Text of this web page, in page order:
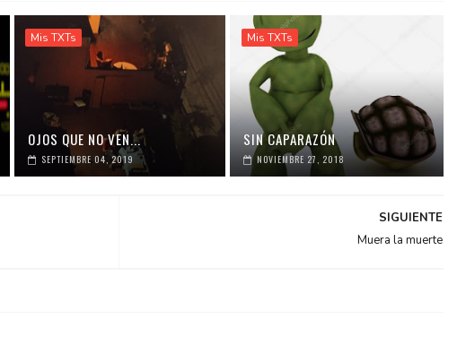
Mis TXTs
OJOS QUE NO VEN...
SEPTIEMBRE 04, 2019
Mis TXTs
SIN CAPARAZÓN
NOVIEMBRE 27, 2018
SIGUIENTE
Muera la muerte